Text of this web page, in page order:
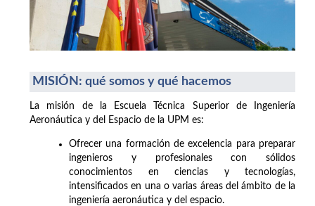
MISIÓN: qué somos y qué hacemos
La misión de la Escuela Técnica Superior de Ingeniería
Aeronáutica y del Espacio de la UPM es:
Ofrecer una formación de excelencia para preparar
ingenieros y profesionales con sólidos
conocimientos en ciencias y tecnologías,
intensificados en una o varias áreas del ámbito de la
ingeniería aeronáutica y del espacio.